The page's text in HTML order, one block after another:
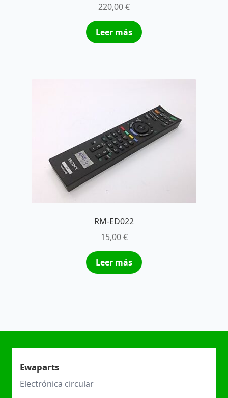
220,00€
Leer más
RM-ED022
15,00€
Leer más
Ewaparts
Electrónica circular